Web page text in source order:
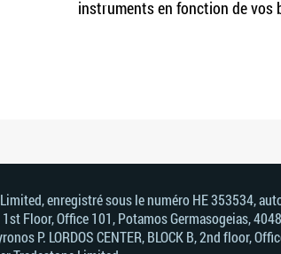
instruments en fonction de vos
enregistré sous le numéro HE 353534,
Floor, Office 101, Potamos Germasogeias,
Р. LORDOS CENTER, BLOCK В, 2nd floor,